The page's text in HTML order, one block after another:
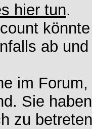
hier tun.
ab
im
Sie
zu